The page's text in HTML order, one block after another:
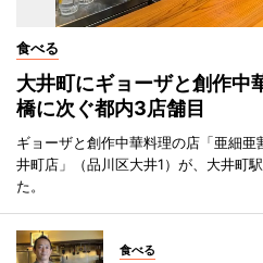
食べる
大井町にギョーザと創作
橋に次ぐ都内3店舗目
ギョーザと創作中華料理の店「亜細
井町店」（品川区大井1）が、大井町
た。
食べる